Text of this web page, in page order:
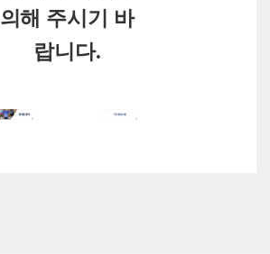
의해 주시기 바
랍니다.